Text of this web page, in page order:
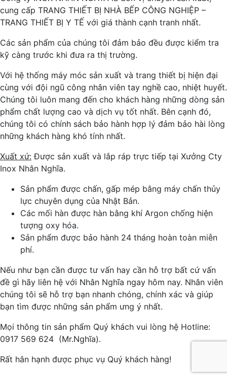
cung cấp TRANG THIẾT BỊ NHÀ BẾP CÔNG NGHIỆP –
TRANG THIẾT BỊ Y TẾ với giá thành cạnh tranh nhất.
Các sản phẩm của chúng tôi đảm bảo đều được kiểm tra
kỹ càng trước khi đưa ra thị trường.
Với hệ thống máy móc sản xuất và trang thiết bị hiện đại
cùng với đội ngũ công nhân viên tay nghề cao, nhiệt huyết.
Chúng tôi luôn mang đến cho khách hàng những dòng sản
phẩm chất lượng cao và dịch vụ tốt nhất. Bên cạnh đó,
chúng tôi có chính sách bảo hành hợp lý đảm bảo hài lòng
những khách hàng khó tính nhất.
Xuất xứ: Được sản xuất và lắp ráp trực tiếp tại Xưởng Cty
Inox Nhân Nghĩa.
Sản phẩm được chấn, gấp mép bằng máy chấn thủy
lực chuyên dụng của Nhật Bản.
Các mối hàn được hàn bằng khí Argon chống hiện
tượng oxy hóa.
Sản phẩm được bảo hành 24 tháng hoàn toàn miễn
phí.
Nếu như bạn cần được tư vấn hay cần hỗ trợ bất cứ vấn
đề gì hãy liên hệ với Nhân Nghĩa ngay hôm nay. Nhân viên
chúng tôi sẽ hỗ trợ bạn nhanh chóng, chính xác và giúp
bạn tìm được những sản phẩm ưng ý nhất.
Mọi thông tin sản phẩm Quý khách vui lòng hệ Hotline:
0917 569 624 (Mr.Nghĩa).
Rất hân hạnh được phục vụ Quý khách hàng!­